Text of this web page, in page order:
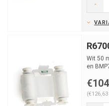
-
Wit 50
en